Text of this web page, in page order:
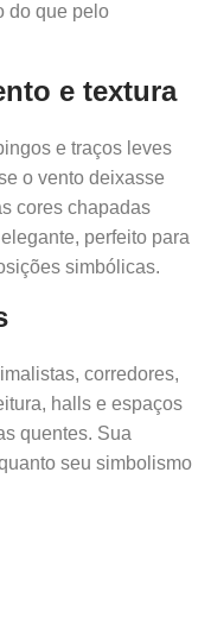
do que pelo
e textura
e traços leves
o vento deixasse
cores chapadas
perfeito para
simbólicas.
corredores,
halls e espaços
quentes. Sua
seu simbolismo